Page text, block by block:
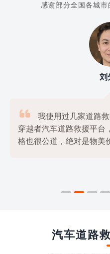
感谢部分全国各城
刘

我使用过几家道路
穿越者汽车道路救援平台
格也很公道，绝对是物美
汽车道路